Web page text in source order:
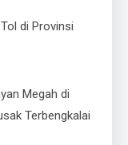
di Provinsi
Megah di
Terbengkalai